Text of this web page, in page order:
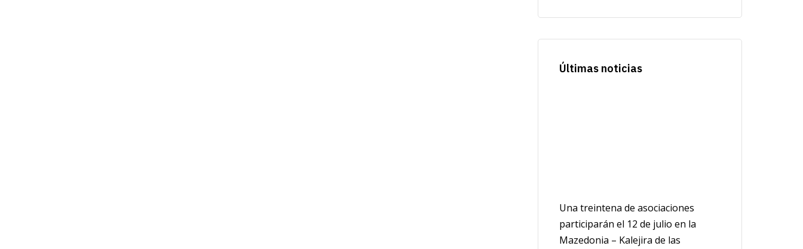
Últimas noticias
Una treintena de asociaciones
participarán el 12 de julio en la
Mazedonia – Kalejira de las